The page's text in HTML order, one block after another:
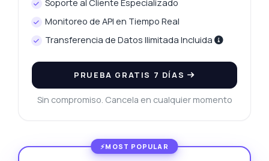
Soporte al Cliente Especializado
Monitoreo de API en Tiempo Real
Transferencia de Datos Ilimitada Incluida
PRUEBA GRATIS 7 DÍAS
Sin compromiso. Cancela en cualquier momento